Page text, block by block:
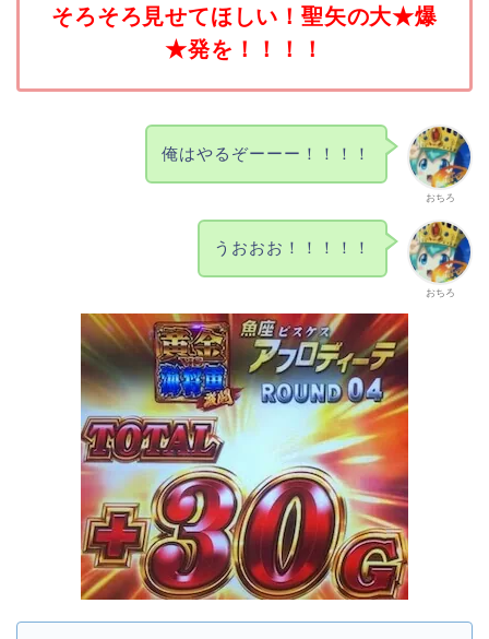
そろそろ見せてほしい！聖矢の大★爆
★発を！！！！
おちろ
俺はやるぞーーー！！！！
おちろ
うおおお！！！！！